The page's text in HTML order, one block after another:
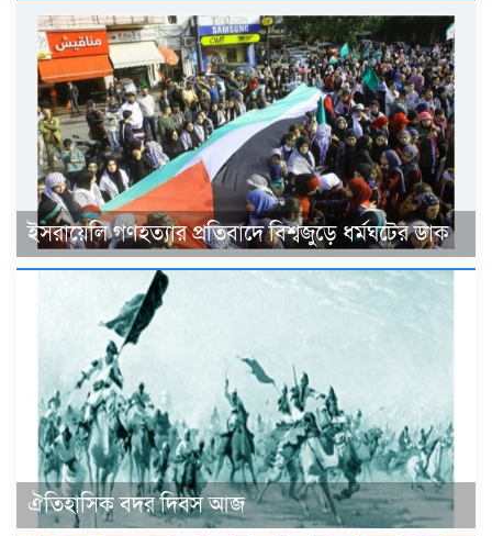
ইসরায়েলি গণহত্যার প্রতিবাদে বিশ্বজুড়ে ধর্মঘটের ডাক
ঐতিহাসিক বদর দিবস আজ